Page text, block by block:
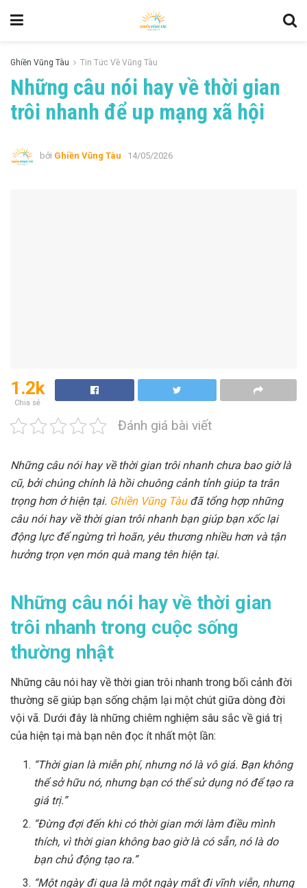
Ghiền Vũng Tàu Tin Tức Về Vũng Tàu
Những câu nói hay về thời gian
trôi nhanh để up mạng xã hội
bởi Ghiền Vũng Tàu 14/05/2026
1.2k
Chia sẻ
Đánh giá bài viết
Những câu nói hay về thời gian trôi nhanh chưa bao giờ là
cũ, bởi chúng chính là hồi chuông cảnh tỉnh giúp ta trân
trọng hơn ở hiện tại. Ghiền Vũng Tàuđã tổng hợp những
câu nói hay về thời gian trôi nhanh bạn giúp bạn xốc lại
động lực để ngừng trì hoãn, yêu thương nhiều hơn và tận
hưởng trọn vẹn món quà mang tên hiện tại.
Những câu nói hay về thời gian
trôi nhanh trong cuộc sống
thường nhật
Những câu nói hay về thời gian trôi nhanh trong bối cảnh đời
thường sẽ giúp bạn sống chậm lại một chút giữa dòng đời
vội vã. Dưới đây là những chiêm nghiệm sâu sắc về giá trị
của hiện tại mà bạn nên đọc ít nhất một lần:
“Thời gian là miễn phí, nhưng nó là vô giá. Bạn không
thể sở hữu nó, nhưng bạn có thể sử dụng nó để tạo ra
giá trị.”
“Đừng đợi đến khi có thời gian mới làm điều mình
thích, vì thời gian không bao giờ là có sẵn, nó là do
bạn chủ động tạo ra.”
“Một ngày đi qua là một ngày mất đi vĩnh viễn, nhưng